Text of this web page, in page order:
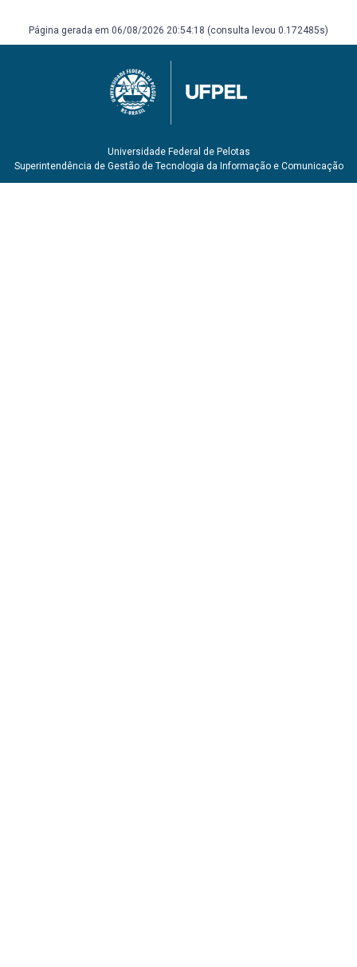
RUE, Stanley L. História do pensamento econômico. 2. Rio
SINGER, Paul Israel. Introdução à economia solidária. São
Paulo: Fundação Perseu Abramo, 2002, 2010. 127 p. ISBN
8586469513. Número de chamada: 334 S617i (BCS)
Página gerada em 06/08/2026 20:54:18 (consulta levou 0.172485s)
Universidade Federal de Pelotas
Superintendência de Gestão de Tecnologia da Informação e Comunicação